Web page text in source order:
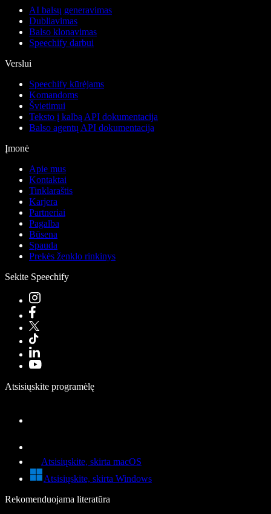
AI balsų generavimas
Dubliavimas
Balso klonavimas
Speechify darbui
Verslui
Speechify kūrėjams
Komandoms
Švietimui
Teksto į kalbą API dokumentacija
Balso agentų API dokumentacija
Įmonė
Apie mus
Kontaktai
Tinklaraštis
Karjera
Partneriai
Pagalba
Būsena
Spauda
Prekės ženklo rinkinys
Sekite Speechify
Atsisiųskite programėlę
Atsisiųskite, skirta macOS
Atsisiųskite, skirta Windows
Rekomenduojama literatūra